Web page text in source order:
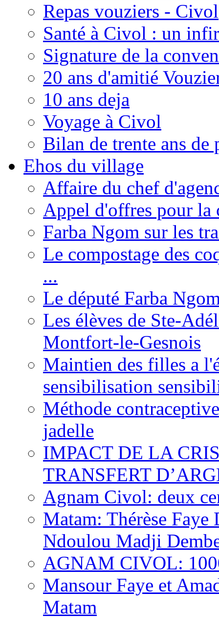
Repas vouziers - Civol
Santé à Civol : un
Signature de la
20 ans d'amitié
10 ans deja
Voyage à Civol
Bilan de trente ans
Ehos du village
Affaire du chef
Appel d'offres pour la
Farba Ngom sur les
Le compostage des
...
Le député Farba
Les élèves de Ste-
Montfort-le-Gesnois
Maintien des filles a
sensibilisation
Méthode
jadelle
IMPACT DE LA
TRANSFERT
Agnam Civol: deux
Matam: Thérèse
Ndoulou Madji
AGNAM CIVOL:
Mansour Faye et
Matam